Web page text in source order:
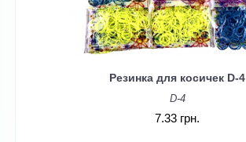
Резинка для косичек D-4
D-4
7.33 грн.